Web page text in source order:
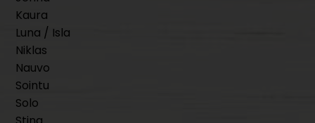
Kaura
Luna / Isla
Niklas
Nauvo
Sointu
Solo